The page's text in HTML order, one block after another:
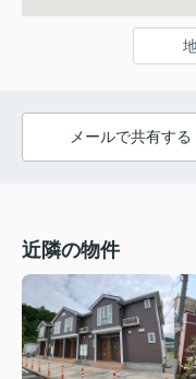
メールで共有する
近隣の物件